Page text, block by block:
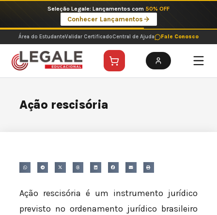
o
conteúdo
Seleção Legale: Lançamentos com 50% OFF
Conhecer Lançamentos
Área do EstudanteValidar CertificadoCentral de Ajuda Fale Conosco
Ação rescisória
Ação rescisória é um instrumento jurídico
previsto no ordenamento jurídico brasileiro